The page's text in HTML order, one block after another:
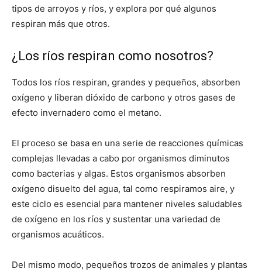
tipos de arroyos y ríos, y explora por qué algunos
respiran más que otros.
¿Los ríos respiran como nosotros?
Todos los ríos respiran, grandes y pequeños, absorben
oxígeno y liberan dióxido de carbono y otros gases de
efecto invernadero como el metano.
El proceso se basa en una serie de reacciones químicas
complejas llevadas a cabo por organismos diminutos
como bacterias y algas. Estos organismos absorben
oxígeno disuelto del agua, tal como respiramos aire, y
este ciclo es esencial para mantener niveles saludables
de oxígeno en los ríos y sustentar una variedad de
organismos acuáticos.
Del mismo modo, pequeños trozos de animales y plantas